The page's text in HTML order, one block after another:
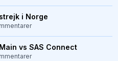
i Norge
vs SAS Connect